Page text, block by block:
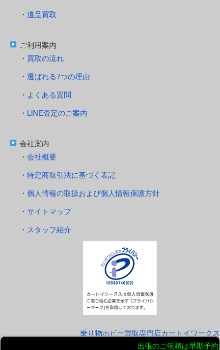
遺品買取
ご利用案内
買取の流れ
選ばれる7つの理由
よくある質問
LINE査定のご案内
会社案内
会社概要
特定商取引法に基づく表記
個人情報の取扱および個人情報保護方針
サイトマップ
スタッフ紹介
乗り物ホビー買取専門店カートイワークス
Copyright © 2026 カートイワークス All rights Reserved.